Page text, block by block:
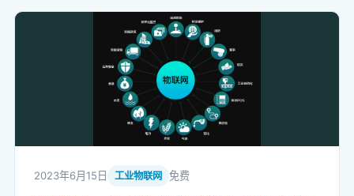
2023年6月15日 工业物联网 免费